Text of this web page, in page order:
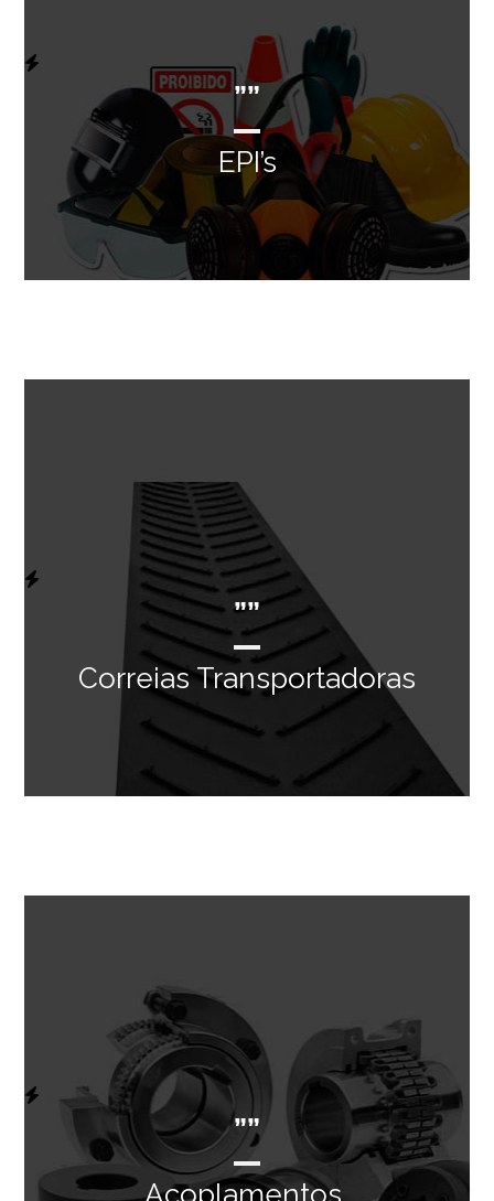
””
EPI’s
””
Correias Transportadoras
””
Acoplamentos